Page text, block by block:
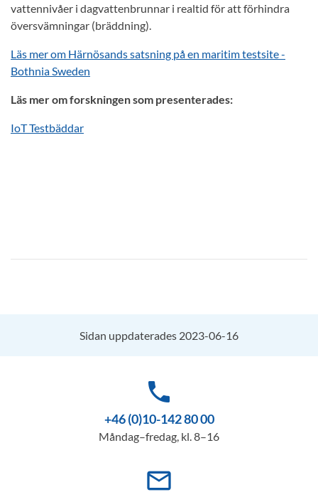
vattennivåer i dagvattenbrunnar i realtid för att förhindra
översvämningar (bräddning).
Läs mer om Härnösands satsning på en maritim testsite -
Bothnia Sweden
Läs mer om forskningen som presenterades:
IoT Testbäddar
Sidan uppdaterades 2023-06-16
phone
+46 (0)10-142 80 00
Måndag–fredag, kl. 8–16
mail_outline